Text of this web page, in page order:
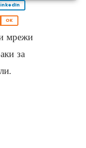
OK
мрежи
за